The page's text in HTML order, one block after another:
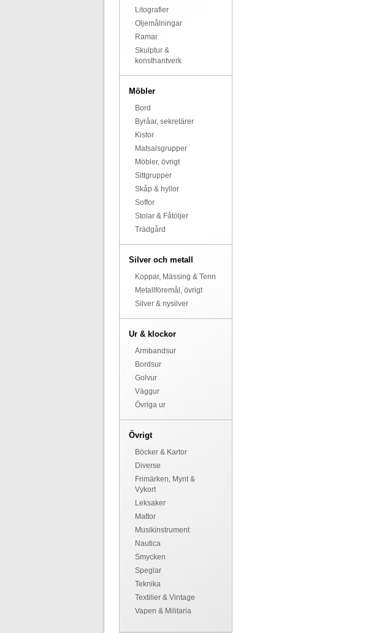
Litografier
Oljemålningar
Ramar
Skulptur &
konsthantverk
Möbler
Bord
Byråar, sekretärer
Kistor
Matsalsgrupper
Möbler, övrigt
Sittgrupper
Skåp & hyllor
Soffor
Stolar & Fåtöljer
Trädgård
Silver och metall
Koppar, Mässing & Tenn
Metallföremål, övrigt
Silver & nysilver
Ur & klockor
Armbandsur
Bordsur
Golvur
Väggur
Övriga ur
Övrigt
Böcker & Kartor
Diverse
Frimärken, Mynt &
Vykort
Leksaker
Mattor
Musikinstrument
Nautica
Smycken
Speglar
Teknika
Textilier & Vintage
Vapen & Militaria